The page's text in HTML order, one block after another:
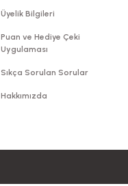
TÜKENDİ
Üyelik Bilgileri
Puan ve Hediye Çeki
Uygulaması
Sıkça Sorulan Sorular
Hakkımızda